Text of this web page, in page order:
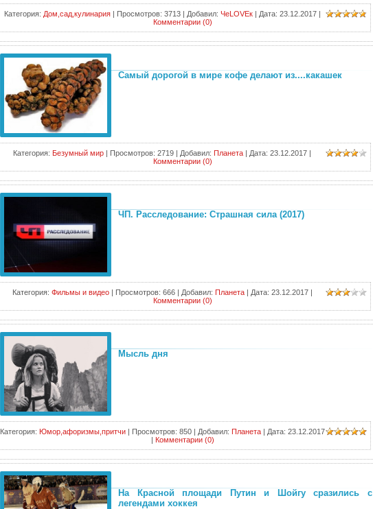
Категория: Дом,сад,кулинария| Просмотров: 3713 | Добавил: ЧеLOVEк| Дата: 23.12.2017 |
Комментарии (0)
Самый дорогой в мире кофе делают из....какашек
Категория: Безумный мир | Просмотров: 2719 | Добавил: Планета | Дата: 23.12.2017 |
Комментарии (0)
ЧП. Расследование: Страшная сила (2017)
Категория: Фильмы и видео| Просмотров: 666 | Добавил: Планета| Дата: 23.12.2017 |
Комментарии (0)
Мысль дня
Категория: Юмор,афоризмы,притчи| Просмотров: 850 | Добавил: Планета| Дата: 23.12.2017
| Комментарии (0)
На Красной площади Путин и Шойгу сразились с
легендами хоккея